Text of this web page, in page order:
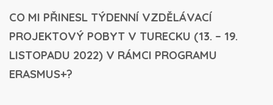
CO MI PŘINESL TÝDENNÍ VZDĚLÁVACÍ
PROJEKTOVÝ POBYT V TURECKU (13. – 19.
LISTOPADU 2022) V RÁMCI PROGRAMU
ERASMUS+?